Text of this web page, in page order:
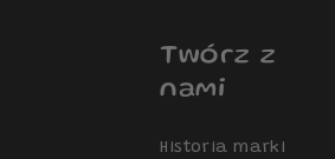
Twórz z
nami
Historia marki